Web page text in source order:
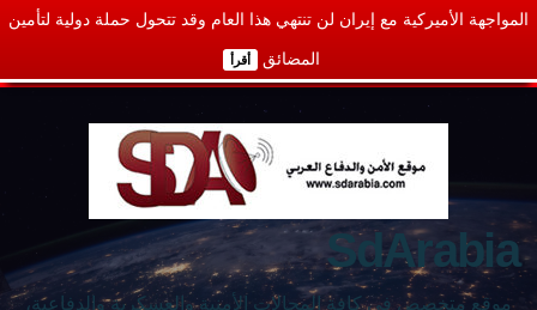
المواجهة الأميركية مع إيران لن تنتهي هذا العام وقد تتحول حملة دولية لتأمين
المضائق أقرأ
SdArabia
موقع متخصص في كافة المجالات الأمنية والعسكرية والدفاعية،